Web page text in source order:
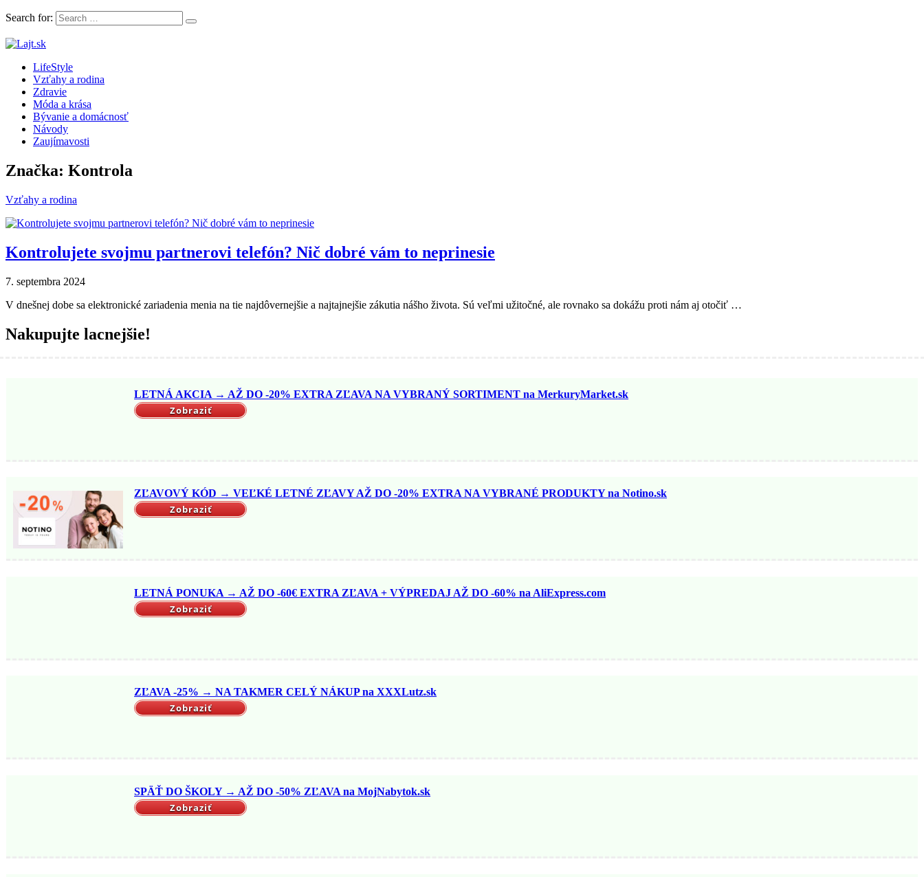
Search for:
Lajt.sk
LifeStyle magazín plný článkov, rád a inšpirácii
LifeStyle
Vzťahy a rodina
Zdravie
Móda a krása
Bývanie a domácnosť
Návody
Zaujímavosti
Značka: Kontrola
Vzťahy a rodina
Kontrolujete svojmu partnerovi telefón? Nič dobré vám to neprinesie
7. septembra 2024
V dnešnej dobe sa elektronické zariadenia menia na tie najdôvernejšie a najtajnejšie zákutia nášho života. Sú veľmi užitočné, ale rovnako sa dokážu proti nám aj otočiť …
Nakupujte lacnejšie!
LETNÁ AKCIA → AŽ DO -20% EXTRA ZĽAVA NA VYBRANÝ SORTIMENT na MerkuryMarket.sk
Zobraziť
ZĽAVOVÝ KÓD → VEĽKÉ LETNÉ ZĽAVY AŽ DO -20% EXTRA NA VYBRANÉ PRODUKTY na Notino.sk
Zobraziť
LETNÁ PONUKA → AŽ DO -60€ EXTRA ZĽAVA + VÝPREDAJ AŽ DO -60% na AliExpress.com
Zobraziť
ZĽAVA -25% → NA TAKMER CELÝ NÁKUP na XXXLutz.sk
Zobraziť
SPÄŤ DO ŠKOLY → AŽ DO -50% ZĽAVA na MojNabytok.sk
Zobraziť